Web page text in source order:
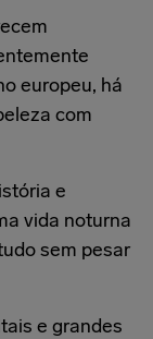
europeu, há
com
e
vida noturna
sem pesar
e grandes